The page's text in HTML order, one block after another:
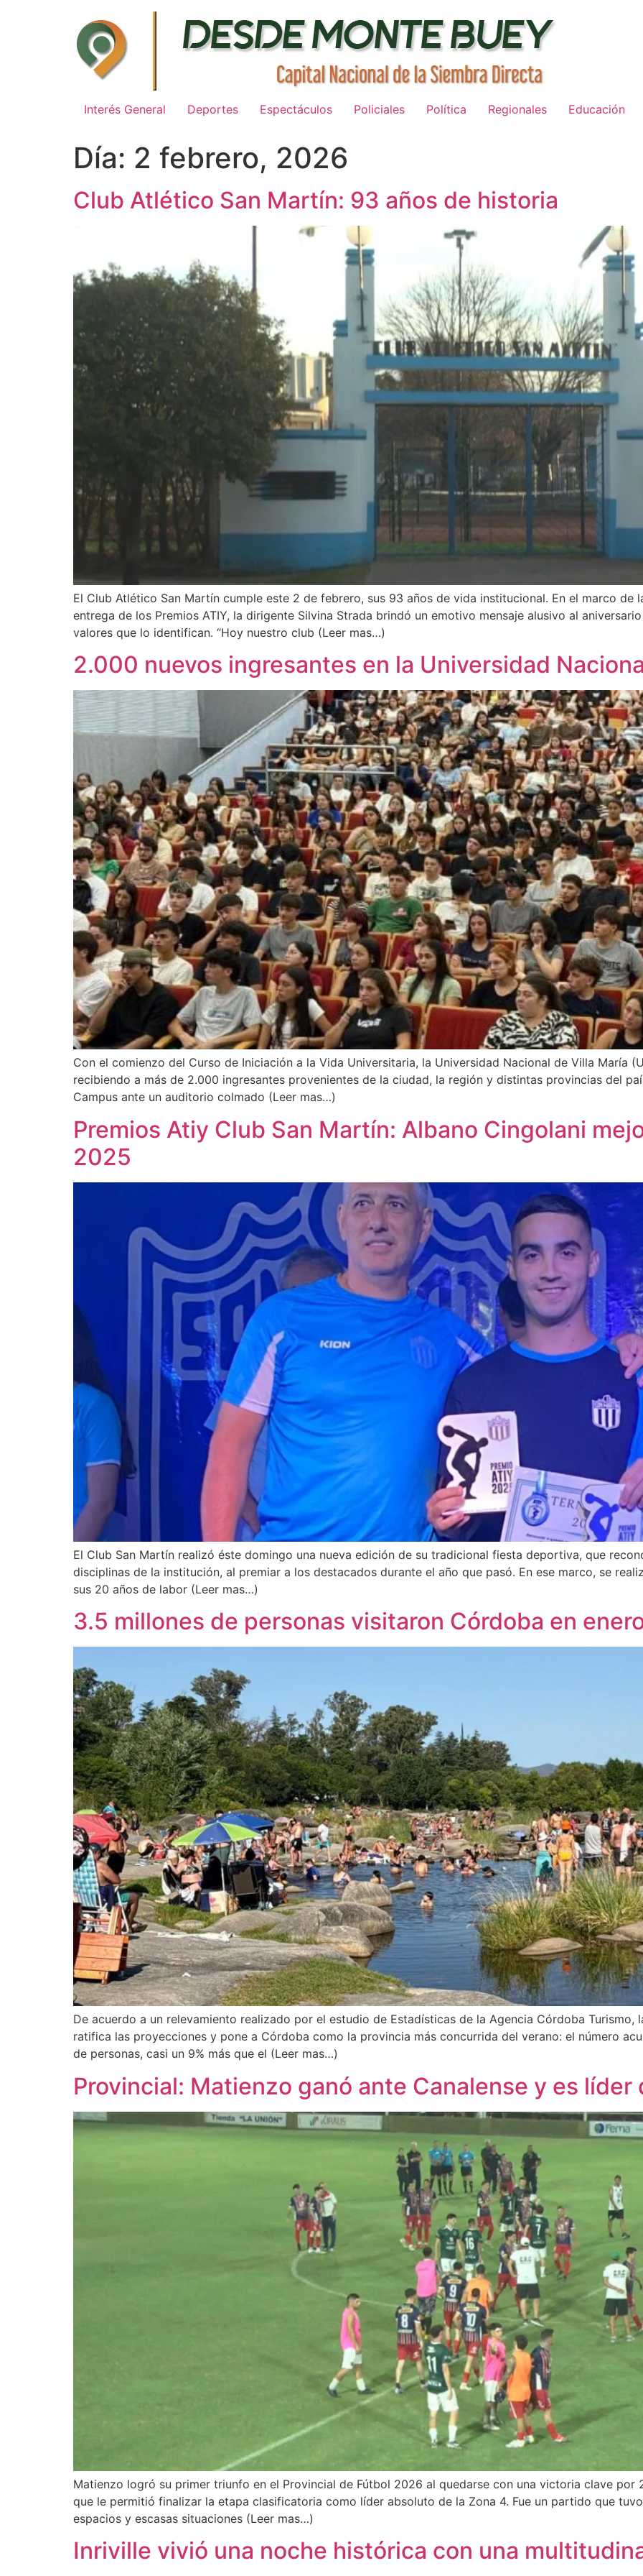
Interés General Deportes Espectáculos Policiales Política Regionales Educación
Día: 2 febrero, 2026
Club Atlético San Martín: 93 años de historia
El Club Atlético San Martín cumple este 2 de febrero, sus 93 años de vida institucional. En el marco de
entrega de los Premios ATIY, la dirigente Silvina Strada brindó un emotivo mensaje alusivo al
valores que lo identifican. “Hoy nuestro club (Leer mas…)
2.000 nuevos ingresantes en la Universidad
Con el comienzo del Curso de Iniciación a la Vida Universitaria, la Universidad Nacional de Villa María
recibiendo a más de 2.000 ingresantes provenientes de la ciudad, la región y distintas provincias del
Campus ante un auditorio colmado (Leer mas…)
Premios Atiy Club San Martín: Albano Cingolani
2025
El Club San Martín realizó éste domingo una nueva edición de su tradicional fiesta deportiva, que
disciplinas de la institución, al premiar a los destacados durante el año que pasó. En ese marco, se
sus 20 años de labor (Leer mas…)
3.5 millones de personas visitaron Córdoba en
De acuerdo a un relevamiento realizado por el estudio de Estadísticas de la Agencia Córdoba
ratifica las proyecciones y pone a Córdoba como la provincia más concurrida del verano: el número
de personas, casi un 9% más que el (Leer mas…)
Provincial: Matienzo ganó ante Canalense y es líder
Matienzo logró su primer triunfo en el Provincial de Fútbol 2026 al quedarse con una victoria clave por
que le permitió finalizar la etapa clasificatoria como líder absoluto de la Zona 4. Fue un partido que
espacios y escasas situaciones (Leer mas…)
Inriville vivió una noche histórica con una